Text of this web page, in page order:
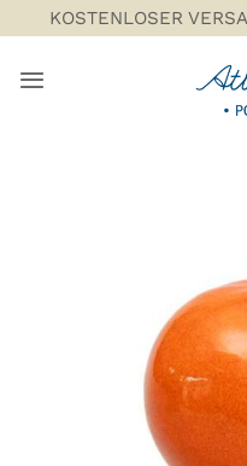
Inhalt
springen
KOSTENLOSER